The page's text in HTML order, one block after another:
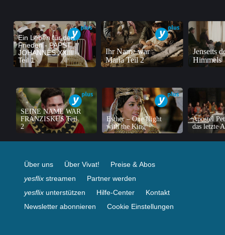
Ein Leben für den
Frieden - PAPST
JOHANNES XXIII
Teil 1
Ihr Name war
Maria Teil 2
Jenseits
Himmels
SEINE NAME WAR
FRANZISKUS Teil
2
Esther – One Night
with the King
Apostel
das letzte
Über uns Über Vivat!
Preise & Abos
yesflix streamen
Partner werden
yesflix unterstützen Hilfe-Center
Kontakt
Newsletter abonnieren
Cookie Einstellungen